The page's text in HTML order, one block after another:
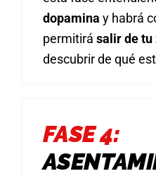
dopamina y habrá
permitirá salir de tu
descubrir de qué
FASE 4: